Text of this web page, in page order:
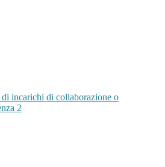
incarichi di collaborazione o
2